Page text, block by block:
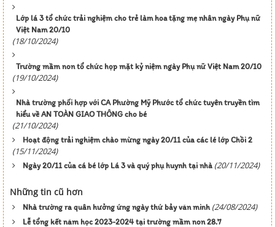
Lớp lá 3 tổ chức trải nghiệm cho trẻ làm hoa tặng mẹ nhân ngày Phụ nữ
Việt Nam 20/10
(18/10/2024)
Trường mầm non tổ chức họp mặt kỷ niệm ngày Phụ nữ Việt Nam 20/10
(19/10/2024)
Nhà trường phối hợp với CA Phường Mỹ Phước tổ chức tuyên truyền tìm
hiểu về AN TOÀN GIAO THÔNG cho bé
(21/10/2024)
Hoạt động trải nghiệm chào mừng ngày 20/11 của các lé lớp Chồi 2
(15/11/2024)
Ngày 20/11 của cá bé lớp Lá 3 và quý phụ huynh tại nhà (20/11/2024)
Những tin cũ hơn
Nhà trường ra quân hưởng ứng ngày thứ bảy văn minh (24/08/2024)
Lễ tổng kết năm học 2023-2024 tại trường mầm non 28.7